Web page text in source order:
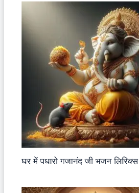
घर में पधारो गजानंद जी भजन लिरिक्स